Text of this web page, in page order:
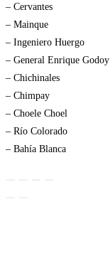
– Cervantes
– Mainque
– Ingeniero Huergo
– General Enrique Godoy
– Chichinales
– Chimpay
– Choele Choel
– Río Colorado
– Bahía Blanca